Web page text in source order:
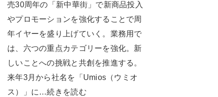
売30周年の「新中華街」で新商品投入
やプロモーションを強化することで周
年イヤーを盛り上げていく。業務用で
は、六つの重点カテゴリーを強化。新
しいことへの挑戦と共創を推進する。
来年3月から社名を「Umios（ウミオ
ス）」に…続きを読む